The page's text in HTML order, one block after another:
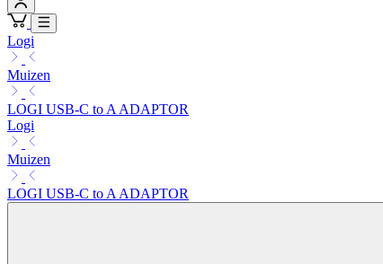
Logi
Muizen
LOGI USB-C to A ADAPTOR
Logi
Muizen
LOGI USB-C to A ADAPTOR